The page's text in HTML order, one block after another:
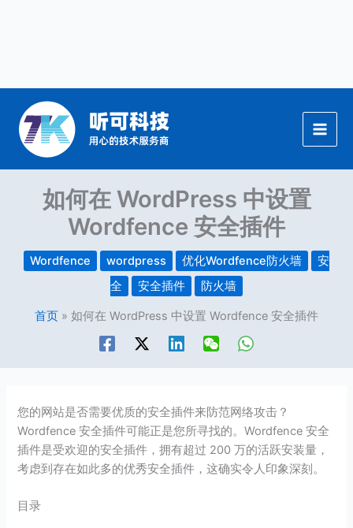
如何在 WordPress 中设置
Wordfence 安全插件
Wordfence wordpress 优化Wordfence防火墙
安
全
安全插件 防火墙
首页 如何在 WordPress 中设置 Wordfence 安全插件
您的网站是否需要优质的安全插件来防范网络攻击？
Wordfence 安全插件可能正是您所寻找的。Wordfence 安全
插件是受欢迎的安全插件，拥有超过 200 万的活跃安装量，
考虑到存在如此多的优秀安全插件，这确实令人印象深刻。
目录